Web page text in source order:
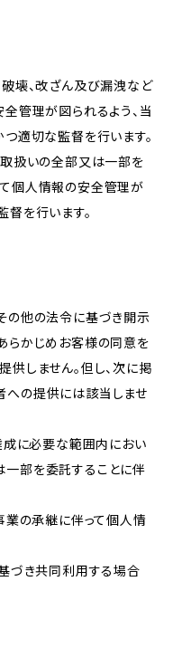
破壊、改ざん及び漏洩など
管理が図られるよう、当
適切な監督を行います。
取扱いの全部又は一部を
個人情報の安全管理が
督を行います。
の他の法令に基づき開示
らかじめお客様の同意を
供しません。但し、次に掲
の提供には該当しませ
成に必要な範囲内におい
部を委託することに伴
業の承継に伴って個人情
づき共同利用する場合